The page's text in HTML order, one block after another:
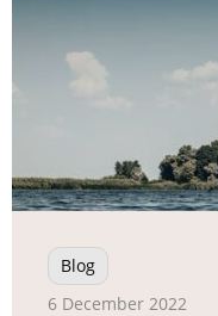
Blog
6 December 2022